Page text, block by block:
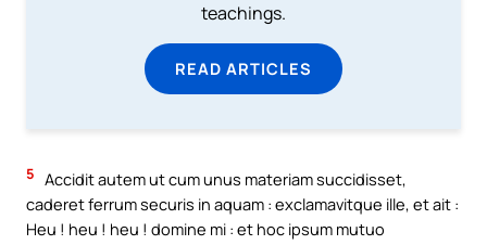
teachings.
READ ARTICLES
5 Accidit autem ut cum unus materiam succidisset,
caderet ferrum securis in aquam : exclamavitque ille, et ait :
Heu ! heu ! heu ! domine mi : et hoc ipsum mutuo